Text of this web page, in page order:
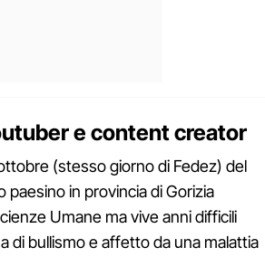
e content creator
(stesso giorno di Fedez) del
paesino in provincia di Gorizia
Umane ma vive anni difficili
di bullismo e affetto da una malattia